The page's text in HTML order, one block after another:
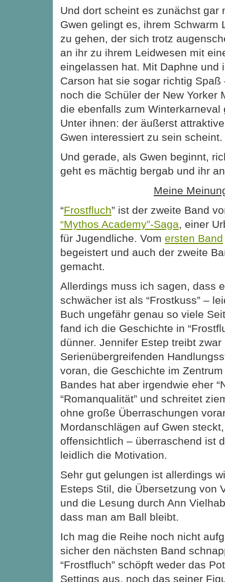
Und dort scheint es zunächst gar
Gwen gelingt es, ihrem Schwarm
zu gehen, der sich trotz
an ihr zu ihrem Leidwesen mit
eingelassen hat. Mit Daphne und
Carson hat sie sogar richtig
noch die Schüler der New Yorker
die ebenfalls zum Winterkarneval
Unter ihnen: der äußerst
Gwen interessiert zu sein scheint.
Und gerade, als Gwen beginnt,
geht es mächtig bergab und ihr
Meine
“Frostfluch” ist der zweite Band
“Mythos Academy”-Saga, einer
für Jugendliche. Vom ersten Band
begeistert und auch der zweite
gemacht.
Allerdings muss ich sagen, dass
schwächer ist als “Frostkuss” –
Buch ungefähr genau so viele
fand ich die Geschichte in
dünner. Jennifer Estep treibt zwar
Serienübergreifenden
voran, die Geschichte im
Bandes hat aber irgendwie eher
“Romanqualität” und schreitet
ohne große Überraschungen
Mordanschlägen auf Gwen
offensichtlich – überraschend ist
leidlich die Motivation.
Sehr gut gelungen ist allerdings
Esteps Stil, die Übersetzung von
und die Lesung durch Ann
dass man am Ball bleibt.
Ich mag die Reihe noch nicht
sicher den nächsten Band
“Frostfluch” schöpft weder das
Settings aus, noch das seiner